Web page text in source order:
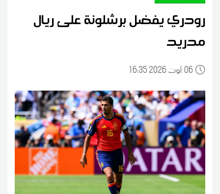
رودري يفضل برشلونة على ريال
مدريد
0616:35 2026 أوت